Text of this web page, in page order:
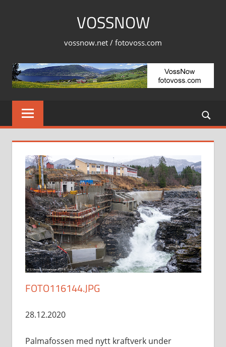
VOSSNOW
vossnow.net / fotovoss.com
FOTO116144.JPG
28.12.2020
Palmafossen med nytt kraftverk under